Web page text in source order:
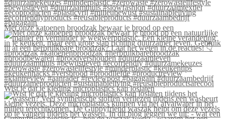
Met onze katoenen broodzak bewaar je brood op een
Wist je dat je kleding microplastics kan loslaten